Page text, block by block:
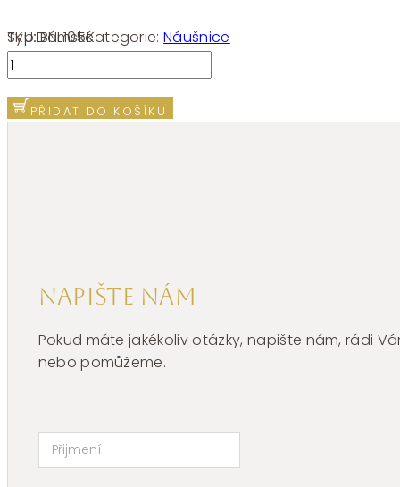
SKU:BNL105Kategorie:Náušnice
Typ:Dámské
Náušnice
chirurgická
ocel
Brosway
PŘIDAT DO KOŠÍKU
Napište nám
Pokud máte jakékoliv otázky, napište nám, rádi
nebo pomůžeme.